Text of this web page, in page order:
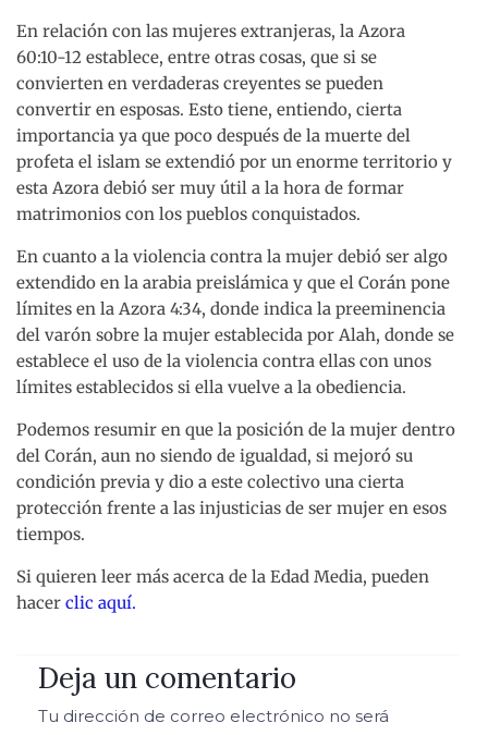
En relación con las mujeres extranjeras, la Azora
60:10-12 establece, entre otras cosas, que si se
convierten en verdaderas creyentes se pueden
convertir en esposas. Esto tiene, entiendo, cierta
importancia ya que poco después de la muerte del
profeta el islam se extendió por un enorme territorio y
esta Azora debió ser muy útil a la hora de formar
matrimonios con los pueblos conquistados.
En cuanto a la violencia contra la mujer debió ser algo
extendido en la arabia preislámica y que el Corán pone
límites en la Azora 4:34, donde indica la preeminencia
del varón sobre la mujer establecida por Alah, donde se
establece el uso de la violencia contra ellas con unos
límites establecidos si ella vuelve a la obediencia.
Podemos resumir en que la posición de la mujer dentro
del Corán, aun no siendo de igualdad, si mejoró su
condición previa y dio a este colectivo una cierta
protección frente a las injusticias de ser mujer en esos
tiempos.
Si quieren leer más acerca de la Edad Media, pueden
hacer clic aquí.
Deja un comentario
Tu dirección de correo electrónico no será